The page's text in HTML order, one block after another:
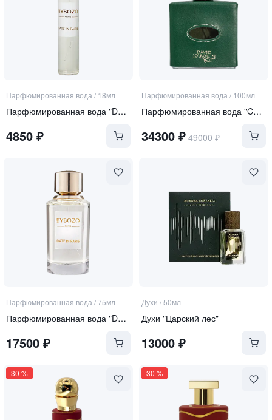
Парфюмированная вода / 18мл
Парфюмированная вода "Date in Paris"
4850 ₽
Парфюмированная вода / 100мл
Парфюмированная вода "Cuir d'Eden"
34300₽ 49000₽
Парфюмированная вода /75мл
Парфюмированная вода "Date in Paris"
17500 ₽
Духи /50мл
Духи "Царский лес"
13000₽
30 % 30 %